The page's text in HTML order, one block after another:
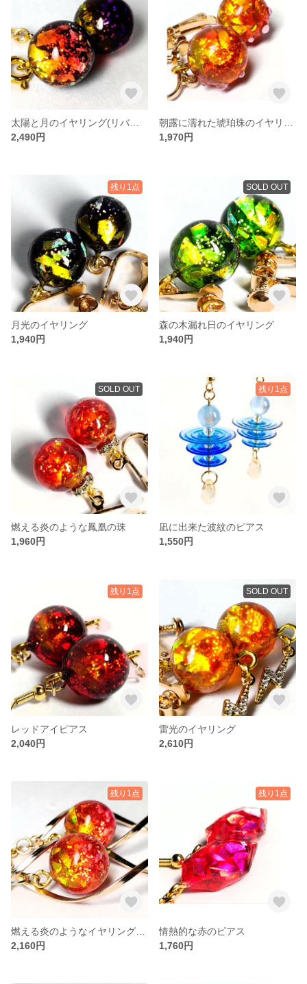
太陽と月のイヤリング(リバーシブル)
2,490円
1,970円
残り1点
月光のイヤリング
1,940円
SOLD OUT
森の木漏れ日のイヤリング
1,940円
SOLD OUT
燃える炎のような鳳凰の珠
1,960円
残り1点
凪に出来た波紋のピアス
1,550円
残り1点
レッドアイピアス
2,040円
SOLD OUT
雷光のイヤリング
2,610円
残り1点
2,160円
残り1点
情熱的な赤のピアス
1,760円